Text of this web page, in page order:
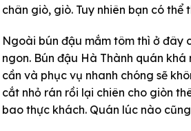
chân giò, giò. Tuy nhiên bạn có
Ngoài bún đậu mắm tôm thì ở đây
ngon. Bún đậu Hà Thành quán
cần và phục vụ nhanh chóng sẽ
cắt nhỏ rán rồi lại chiên cho giòn
bao thực khách. Quán lúc nào